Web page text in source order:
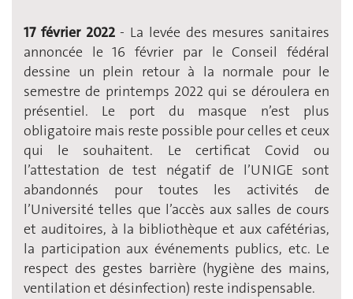
17 février 2022- La levée des mesures sanitaires
annoncée le 16 février par le Conseil fédéral
dessine un plein retour à la normale pour le
semestre de printemps 2022 qui se déroulera en
présentiel. Le port du masque n’est plus
obligatoire mais reste possible pour celles et ceux
qui le souhaitent. Le certificat Covid ou
l’attestation de test négatif de l’UNIGE sont
abandonnés pour toutes les activités de
l’Université telles que l’accès aux salles de cours
et auditoires, à la bibliothèque et aux cafétérias,
la participation aux événements publics, etc. Le
respect des gestes barrière (hygiène des mains,
ventilation et désinfection) reste indispensable.